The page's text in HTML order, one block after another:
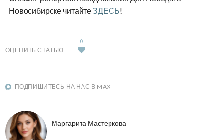
Новосибирске читайтеЗДЕСЬ!
ОЦЕНИТЬ СТАТЬЮ
0
ПОДПИШИТЕСЬ НА НАС В MAX
Маргарита Мастеркова